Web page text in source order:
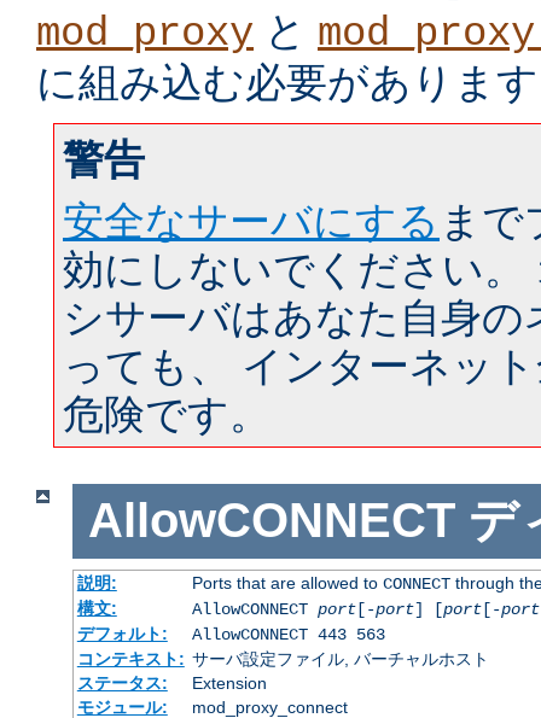
mod_proxy と
に組み込む必要がありま
警告
安全なサーバにする まで
効にしないでください。
シサーバはあなた自身
っても、 インターネッ
危険です。
AllowCONNECT デ
説明: Ports that are allowed to CONNECTthrough
構文:
AllowCONNECT port[-port] [port[-port
デフォルト:
AllowCONNECT 443 563
コンテキスト: サーバ設定ファイル, バーチャルホスト
ステータス:
Extension
モジュール:
mod_proxy_connect